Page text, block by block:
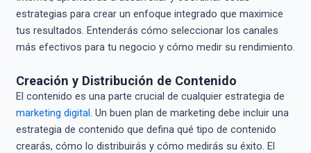
estrategias para crear un enfoque integrado que maximice
tus resultados. Entenderás cómo seleccionar los canales
más efectivos para tu negocio y cómo medir su rendimiento.
Creación y Distribución de Contenido
El contenido es una parte crucial de cualquier estrategia de
marketing digital. Un buen plan de marketing debe incluir una
estrategia de contenido que defina qué tipo de contenido
crearás, cómo lo distribuirás y cómo medirás su éxito. El